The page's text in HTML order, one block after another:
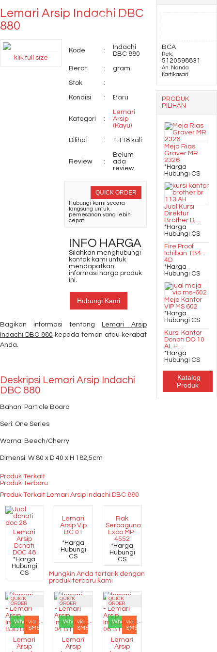
EXPO MP M240
108 MDF
1135 ( 3 laci )
Lemari Arsip Indachi DBC
880
klik full size
Kode :
Indachi
DBC 880
Berat : gram
Stok :
Kondisi : Baru
Kategori :
Lemari
Arsip
(Kayu)
Dilihat : 1.118 kali
Review :
Belum
ada
review
QUICK ORDER
Hubungi kami secara
langsung untuk
pemesanan yang lebih
cepat!
INFO HARGA
Silahkan menghubungi
kontak kami untuk
mendapatkan
informasi harga produk
ini.
Hubungi Kami
Bagikan informasi tentang
Lemari Arsip
Indachi DBC 880 kepada teman atau kerabat
Anda.
Deskripsi Lemari Arsip Indachi
DBC 880
Bahan: Particle Board
Seri: One Series
Warna: Beech/Cherry
Dimensi: W 80 x D 40 x H 182,5cm
Produk Terkait
Produk Terbaru
Produk Terkait Lemari Arsip Indachi DBC 880
Lemari
Arsip
Donati
DOC 48
*Harga
Hubungi
CS
Lemari
Arsip Vip
BC 01
*Harga
Hubungi
CS
Rak
Serbaguna
Expo MP-
4552
*Harga
Hubungi
CS
Mungkin Anda tertarik dengan
produk terbaru kami
QUICK
ORDER
Whatsapp
via
SMS
Lemari
Arsip
QUICK
ORDER
Whatsapp
via
SMS
Lemari
Arsip
QUICK
ORDER
Whatsapp
via
SMS
Lemari
Arsip
BCA
Rek.
5120598831
An. Nanda
Kartikasari
PRODUK
PILIHAN
Meja Rias
Graver MR
2326
*Harga
Hubungi CS
Jual Kursi
Direktur
Brother B....
*Harga
Hubungi CS
Fire Proof
Ichiban TB4 -
4D
*Harga
Hubungi CS
Meja Kantor
VIP MS 602
*Harga
Hubungi CS
Kursi Kantor
Donati DO 10
AL H....
*Harga
Hubungi CS
Katalog
Produk